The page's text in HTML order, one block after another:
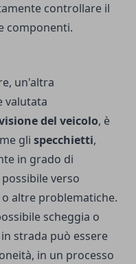
controllare il
componenti.
un'altra
valutata
del veicolo, è
gli specchietti,
in grado di
verso
altre problematiche.
scheggia o
strada può essere
in un processo